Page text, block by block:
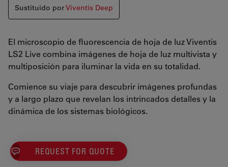
Sustituido porViventis Deep
El microscopio de fluorescencia de hoja de luz Viventis
LS2 Live combina imágenes de hoja de luz multivista y
multiposición para iluminar la vida en su totalidad.
Comience su viaje para descubrir imágenes profundas
y a largo plazo que revelan los intrincados detalles y la
dinámica de los sistemas biológicos.
REQUEST FOR QUOTE